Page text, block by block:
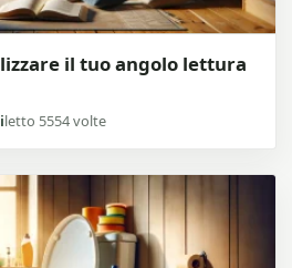
il tuo angolo lettura
letto 5554 volte